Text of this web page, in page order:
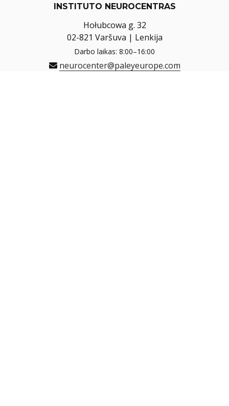
INSTITUTO NEUROCENTRAS
Hołubcowa g. 32
02-821 Varšuva | Lenkija
Darbo laikas: 8:00–16:00
neurocenter@paleyeurope.com